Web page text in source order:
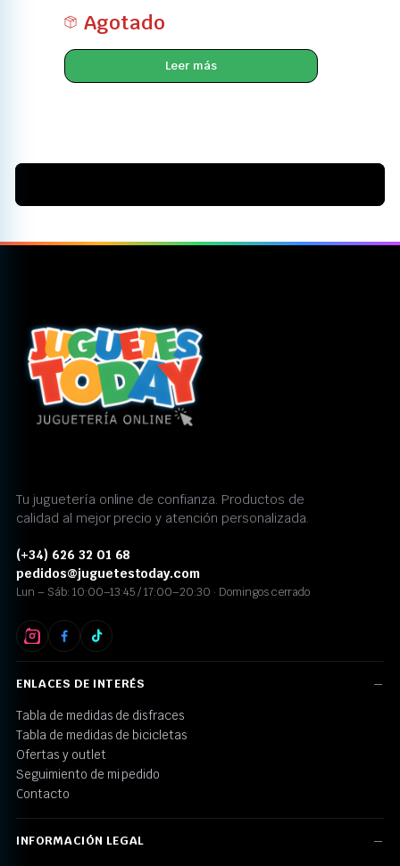
Agotado
Leer más
Tu juguetería online de confianza. Productos de
calidad al mejor precio y atención personalizada.
(+34) 626 32 01 68
pedidos@juguetestoday.com
Lun – Sáb: 10:00–13:45 / 17:00–20:30 · Domingos cerrado
ENLACES DE INTERÉS
Tabla de medidas de disfraces
Tabla de medidas de bicicletas
Ofertas y outlet
Seguimiento de mi pedido
Contacto
INFORMACIÓN LEGAL